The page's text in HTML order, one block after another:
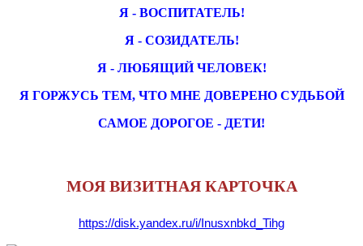
Я - ВОСПИТАТЕЛЬ!
Я - СОЗИДАТЕЛЬ!
Я - ЛЮБЯЩИЙ ЧЕЛОВЕК!
Я ГОРЖУСЬ ТЕМ, ЧТО МНЕ ДОВЕРЕНО СУДЬБОЙ
САМОЕ ДОРОГОЕ - ДЕТИ!
МОЯ ВИЗИТНАЯ КАРТОЧКА
https://disk.yandex.ru/i/Inusxnbkd_Tihg